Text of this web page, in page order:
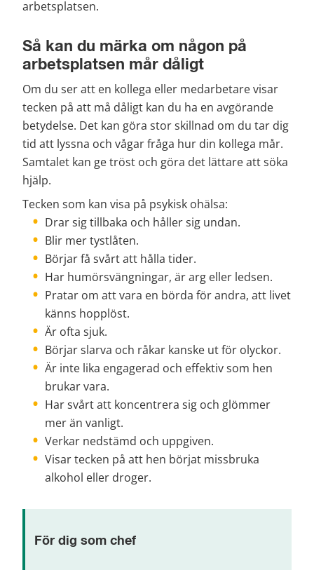
arbetsplatsen.
Så kan du märka om någon på
arbetsplatsen mår dåligt
Om du ser att en kollega eller medarbetare visar
tecken på att må dåligt kan du ha en avgörande
betydelse. Det kan göra stor skillnad om du tar dig
tid att lyssna och vågar fråga hur din kollega mår.
Samtalet kan ge tröst och göra det lättare att söka
hjälp.
Tecken som kan visa på psykisk ohälsa:
Drar sig tillbaka och håller sig undan.
Blir mer tystlåten.
Börjar få svårt att hålla tider.
Har humörsvängningar, är arg eller ledsen.
Pratar om att vara en börda för andra, att livet
känns hopplöst.
Är ofta sjuk.
Börjar slarva och råkar kanske ut för olyckor.
Är inte lika engagerad och effektiv som hen
brukar vara.
Har svårt att koncentrera sig och glömmer
mer än vanligt.
Verkar nedstämd och uppgiven.
Visar tecken på att hen börjat missbruka
alkohol eller droger.
För dig som chef